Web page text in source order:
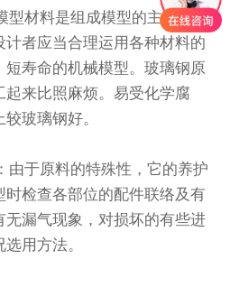
材料是组成模型的主要有
者应当合理运用各种材料的
寿命的机械模型。玻璃钢原
来比照麻烦。易受化学腐
玻璃钢好。
于原料的特殊性，它的养护
时检查各部位的配件联络及有
无漏气现象，对损坏的有些进
用方法。